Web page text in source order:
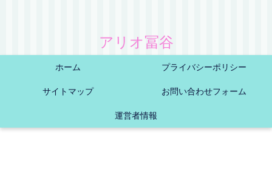
アリオ冨谷
ホーム プライバシーポリシー
サイトマップ お問い合わせフォーム
運営者情報